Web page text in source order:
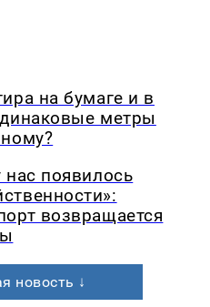
на бумаге и в
метры
появилось
возвращается
новость ↓